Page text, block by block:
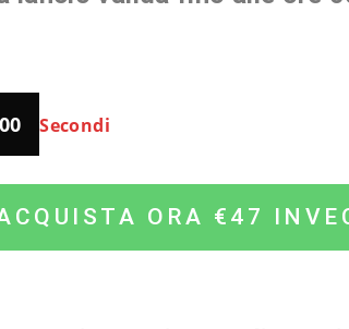
Secondi
ORA €47